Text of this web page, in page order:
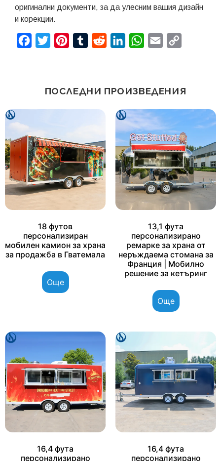
оригинални документи, за да улесним вашия дизайн
и корекции.
Facebook
Twitter Pinterest
Tumblr Reddit LinkedInWhatsApp
Email
ПОСЛЕДНИ ПРОИЗВЕДЕНИЯ
18 футов
персонализиран
мобилен камион за храна
за продажба в Гватемала
Още
13,1 фута
персонализирано
ремарке за храна от
неръждаема стомана за
Франция | Мобилно
решение за кетъринг
Още
16,4 фута
персонализирано
16,4 фута
персонализирано